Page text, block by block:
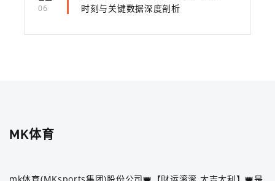
06
时刻与关键数据深度剖析
MK体育